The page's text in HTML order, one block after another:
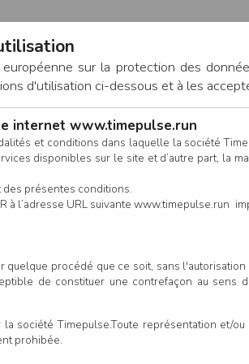
CONNEXION
RÉSULTATS
sur la protection des
d'utilisation ci-dessous et à les
internet www.timepulse.run
et conditions dans laquelle la société
disponibles sur le site et d’autre part, la
présentes conditions.
à l’adresse URL suivante www.timepulse.run
quelque procédé que ce soit, sans
de constituer une contrefaçon au
société Timepulse.Toute représentation et/
prohibée.